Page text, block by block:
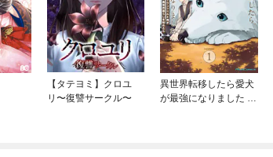
【タテヨミ】クロユ
リ〜復讐サークル〜
異世界転移したら愛犬
が最強になりました ～